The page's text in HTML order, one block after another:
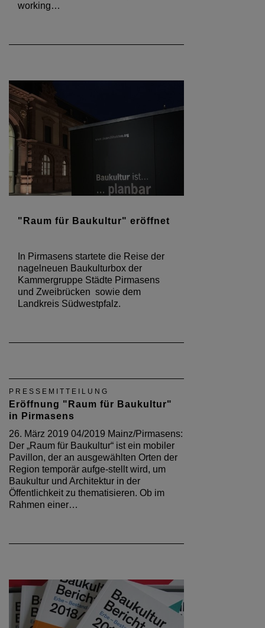
working…
"Raum für Baukultur" eröffnet
In Pirmasens startete die Reise der
nagelneuen Baukulturbox der
Kammergruppe Städte Pirmasens
und Zweibrücken sowie dem
Landkreis Südwestpfalz.
PRESSEMITTEILUNG
Eröffnung "Raum für Baukultur"
in Pirmasens
26. März 2019 04/2019 Mainz/Pirmasens:
Der „Raum für Baukultur“ ist ein mobiler
Pavillon, der an ausgewählten Orten der
Region temporär aufge-stellt wird, um
Baukultur und Architektur in der
Öffentlichkeit zu thematisieren. Ob im
Rahmen einer…